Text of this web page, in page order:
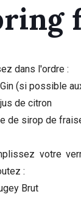
dans l'ordre :
(si possible
de citron
de sirop de
votre
:
Brut